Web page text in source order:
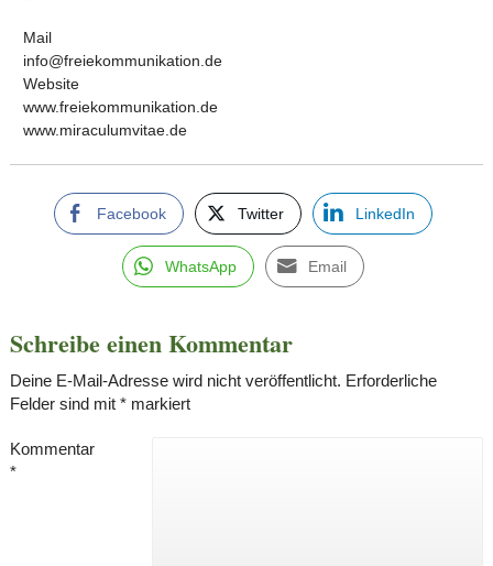
Mail
info@freiekommunikation.de
Website
www.freiekommunikation.de
www.miraculumvitae.de
Facebook Twitter LinkedIn
WhatsApp Email
Schreibe einen Kommentar
Deine E-Mail-Adresse wird nicht veröffentlicht. Erforderliche
Felder sind mit *markiert
Kommentar
*